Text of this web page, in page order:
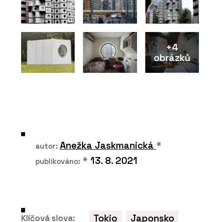
+4
obrázků
autor: Anežka Jaskmanická *
publikováno: * 13. 8. 2021
Klíčová slova: Tokio
Japonsko